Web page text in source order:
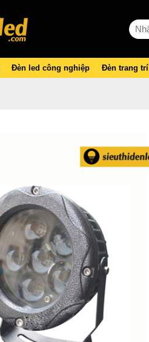
Đèn led công nghiệp Đèn trang trí